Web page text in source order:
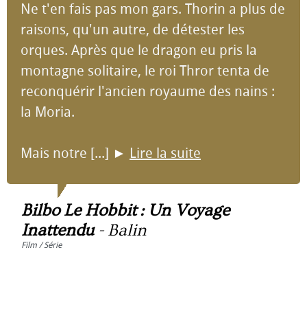
Ne t'en fais pas mon gars. Thorin a plus de
raisons, qu'un autre, de détester les
orques. Après que le dragon eu pris la
montagne solitaire, le roi Thror tenta de
reconquérir l'ancien royaume des nains :
la Moria.
Mais notre [...] ► Lire la suite
Bilbo Le Hobbit : Un Voyage
Inattendu- Balin
Film / Série